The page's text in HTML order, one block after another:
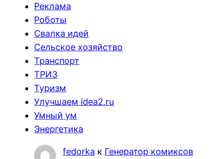
Реклама
Роботы
Свалка идей
Сельское хозяйство
Транспорт
ТРИЗ
Туризм
Улучшаем idea2.ru
Умный ум
Энергетика
fedorka к Генератор комиксов